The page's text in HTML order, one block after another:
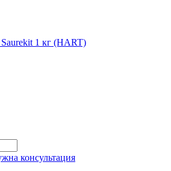
1 кг (HART)
консультация